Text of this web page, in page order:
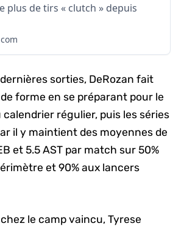
plus de tirs « clutch » depuis
sorties, DeRozan fait
forme en se préparant pour le
régulier, puis les séries
il y maintient des moyennes de
et 5.5 AST par match sur 50%
et 90% aux lancers
le camp vaincu, Tyrese